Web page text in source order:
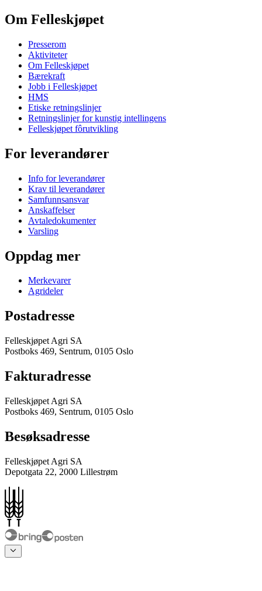
Om Felleskjøpet
Presserom
Aktiviteter
Om Felleskjøpet
Bærekraft
Jobb i Felleskjøpet
HMS
Etiske retningslinjer
Retningslinjer for kunstig intellingens
Felleskjøpet fôrutvikling
For leverandører
Info for leverandører
Krav til leverandører
Samfunnsansvar
Anskaffelser
Avtaledokumenter
Varsling
Oppdag mer
Merkevarer
Agrideler
Postadresse
Felleskjøpet Agri SA
Postboks 469, Sentrum, 0105 Oslo
Fakturadresse
Felleskjøpet Agri SA
Postboks 469, Sentrum, 0105 Oslo
Besøksadresse
Felleskjøpet Agri SA
Depotgata 22, 2000 Lillestrøm